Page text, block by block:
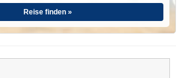
Reise finden »